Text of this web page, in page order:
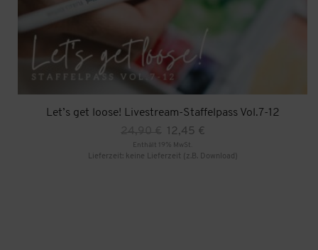
Let’s get loose! Livestream-Staffelpass Vol.7-12
Ursprünglicher
Preis
war:
12,45 €
ist:
Enthält 19% MwSt.
Lieferzeit: keine Lieferzeit (z.B. Download)